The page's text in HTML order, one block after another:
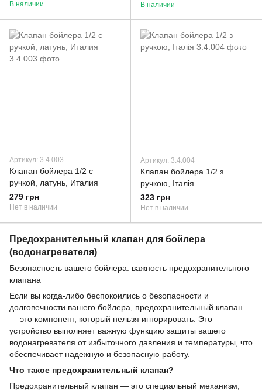
В наличии
В наличии
Артикул: 3.4.003
Клапан бойлера 1/2 с
ручкой, латунь, Италия
279 грн
Нет в наличии
Артикул: 3.4.004
Клапан бойлера 1/2 з
ручкою, Італія
323 грн
Нет в наличии
Предохранительный клапан для бойлера
(водонагревателя)
Безопасность вашего бойлера: важность предохранительного
клапана
Если вы когда-либо беспокоились о безопасности и
долговечности вашего бойлера, предохранительный клапан
— это компонент, который нельзя игнорировать. Это
устройство выполняет важную функцию защиты вашего
водонагревателя от избыточного давления и температуры, что
обеспечивает надежную и безопасную работу.
Что такое предохранительный клапан?
Предохранительный клапан — это специальный механизм,